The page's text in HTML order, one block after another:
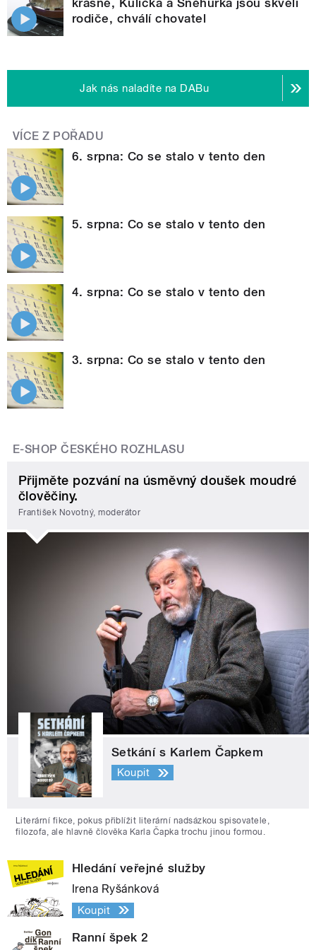
rodiče, chválí chovatel
Jak nás naladíte na DABu
VÍCE Z POŘADU
6. srpna: Co se stalo v tento den
5. srpna: Co se stalo v tento den
4. srpna: Co se stalo v tento den
3. srpna: Co se stalo v tento den
E-SHOP ČESKÉHO ROZHLASU
Přijměte pozvání na úsměvný doušek moudré
člověčiny.
František Novotný, moderátor
Setkání s Karlem Čapkem
Koupit
Literární fikce, pokus přiblížit literární nadsázkou spisovatele,
filozofa, ale hlavně člověka Karla Čapka trochu jinou formou.
Hledání veřejné služby
Irena Ryšánková
Koupit
Ranní špek 2